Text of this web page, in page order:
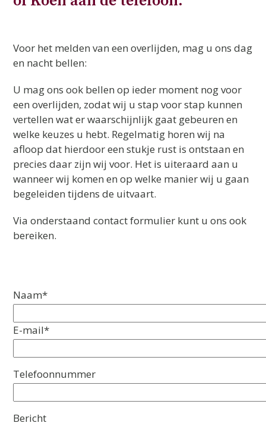
Voor het melden van een overlijden, mag u ons dag
en nacht bellen:
U mag ons ook bellen op ieder moment nog voor
een overlijden, zodat wij u stap voor stap kunnen
vertellen wat er waarschijnlijk gaat gebeuren en
welke keuzes u hebt. Regelmatig horen wij na
afloop dat hierdoor een stukje rust is ontstaan en
precies daar zijn wij voor. Het is uiteraard aan u
wanneer wij komen en op welke manier wij u gaan
begeleiden tijdens de uitvaart.
Via onderstaand contact formulier kunt u ons ook
bereiken.
Naam*
E-mail*
Gelieve dit veld leeg te laten.
Telefoonnummer
Bericht